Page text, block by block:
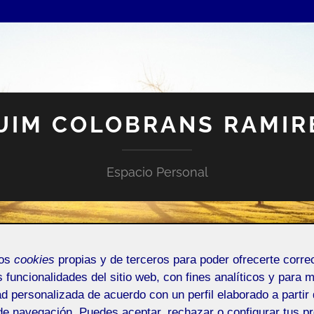
COLOBRANS
Espacio Personal
DE INCIDENCIAS O SUGERENCIAS
cookies propias y de terceros para poder ofrecerte
funcionalidades del sitio web, con fines analíticos y para
personalizada de acuerdo con un perfil elaborado a partir